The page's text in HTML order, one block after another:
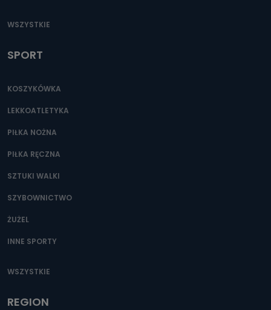
WSZYSTKIE
SPORT
KOSZYKÓWKA
LEKKOATLETYKA
PIŁKA NOŻNA
PIŁKA RĘCZNA
SZTUKI WALKI
SZYBOWNICTWO
ŻUŻEL
INNE SPORTY
WSZYSTKIE
REGION